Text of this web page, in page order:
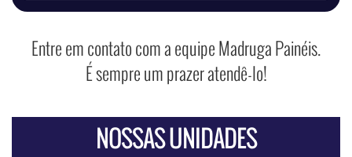
Entre em contato com a equipe Madruga Painéis.
É sempre um prazer atendê-lo!
NOSSAS UNIDADES